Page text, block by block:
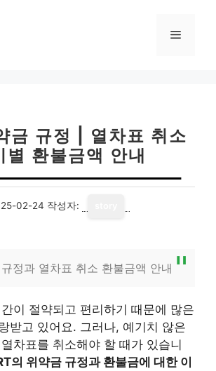
메
금 규정 | 열차표 취소
별 환불금액 안내
02-24 작성자:
정과 열차표 취소 환불금액 안내
이 절약되고 편리하기 때문에 많은
받고 있어요. 그러나, 예기치 않은
차표를 취소해야 할 때가 있습니
의 위약금 규정과 환불금에 대한 이